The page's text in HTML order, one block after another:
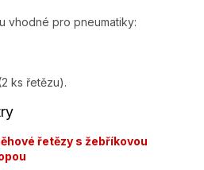
vhodné pro pneumatiky:
ks řetězu).
řetězy s žebříkovou